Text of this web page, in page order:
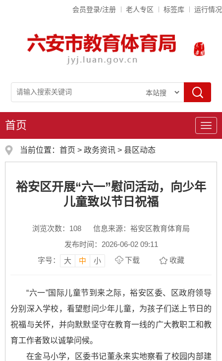
会员登录/注册 老人专区 标签库 运行情况
导
首页
当前位置： 首页 > 政务资讯 > 县区动态
裕安区开展“六一”慰问活动，向少年
儿童致以节日祝福
浏览次数： 108
信息来源：裕安区教育体育局
发布时间：2026-06-02 09:11
字号：
大 中 小 下载 收藏
“六一”国际儿童节到来之际，裕安区委、区政府领导
分别深入学校，看望慰问少年儿童，为孩子们送上节日的
祝福与关怀，并向默默坚守在教育一线的广大教职工和教
育工作者致以诚挚问候。
在金马小学，
区委书记董永来实地察看了校园内部建